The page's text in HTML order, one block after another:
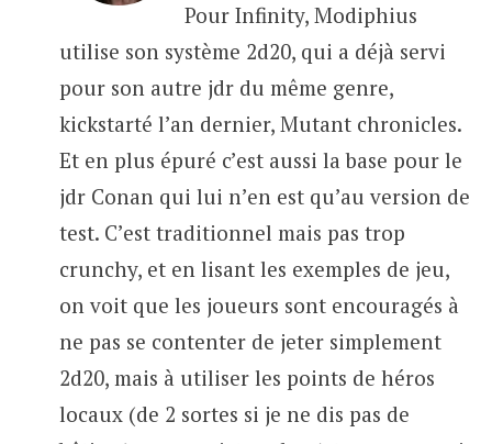
Pour Infinity, Modiphius
utilise son système 2d20, qui a déjà servi
pour son autre jdr du même genre,
kickstarté l’an dernier, Mutant chronicles.
Et en plus épuré c’est aussi la base pour le
jdr Conan qui lui n’en est qu’au version de
test. C’est traditionnel mais pas trop
crunchy, et en lisant les exemples de jeu,
on voit que les joueurs sont encouragés à
ne pas se contenter de jeter simplement
2d20, mais à utiliser les points de héros
locaux (de 2 sortes si je ne dis pas de